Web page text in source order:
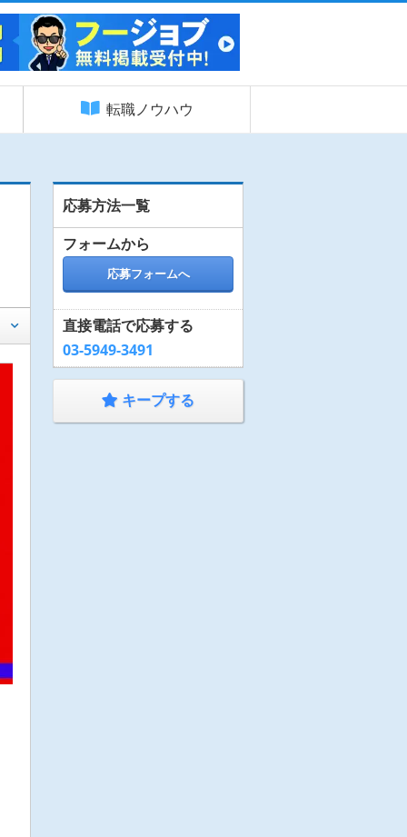
転職ノウハウ
応募方法一覧
フォームから
応募フォームへ
直接電話で応募する
03-5949-3491
キープする